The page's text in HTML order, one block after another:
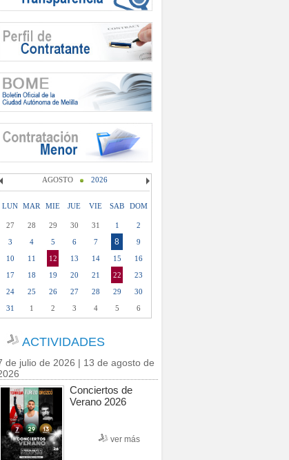
AGOSTO 2026
LUN MAR MIE JUE VIE SAB DOM
27 28 29 30 31 1
2
3
4 5 6 7 8
9
10
11 12 13 14 15
16
17
18 19 20 21 22
23
24
25 26 27 28 29
30
31
1 2 3 4 5 6
ACTIVIDADES
de julio de 2026 | 13 de agosto de
Conciertos de
Verano 2026
ver más